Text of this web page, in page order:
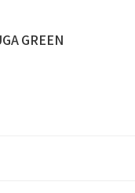
GREEN